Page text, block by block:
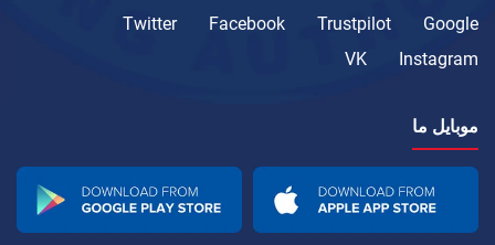
Google
Trustpilot
Facebook
Twitter
Instagram
VK
موبایل ما